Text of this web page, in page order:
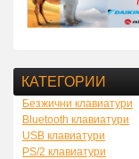
КАТЕГОРИИ
Безжични клавиатури
Bluetooth клавиатури
USB клавиатури
PS/2 клавиатури